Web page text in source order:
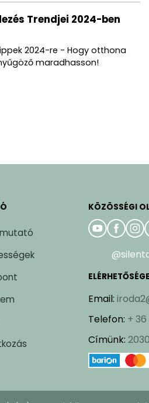
Trendjei 2024-ben
2024-re - Hogy otthona
maradhasson!
KÖZÖSSÉGI
Email:
Telefon: +
Címünk: